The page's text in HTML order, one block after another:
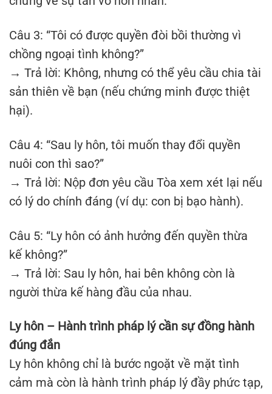
Câu 3: “Tôi có được quyền đòi bồi thường vì
chồng ngoại tình không?”
→ Trả lời: Không, nhưng có thể yêu cầu chia tài
sản thiên về bạn (nếu chứng minh được thiệt
hại).
Câu 4: “Sau ly hôn, tôi muốn thay đổi quyền
nuôi con thì sao?”
→ Trả lời: Nộp đơn yêu cầu Tòa xem xét lại nếu
có lý do chính đáng (ví dụ: con bị bạo hành).
Câu 5: “Ly hôn có ảnh hưởng đến quyền thừa
kế không?”
→ Trả lời: Sau ly hôn, hai bên không còn là
người thừa kế hàng đầu của nhau.
Ly hôn – Hành trình pháp lý cần sự đồng hành
đúng đắn
Ly hôn không chỉ là bước ngoặt về mặt tình
cảm mà còn là hành trình pháp lý đầy phức tạp,